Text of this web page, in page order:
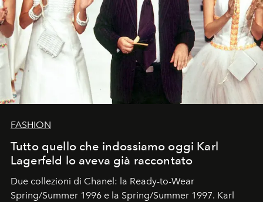
FASHION
Tutto quello che indossiamo oggi Karl
Lagerfeld lo aveva già raccontato
Due collezioni di Chanel: la Ready-to-Wear
Spring/Summer 1996 e la Spring/Summer 1997. Karl